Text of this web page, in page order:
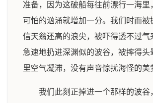
准备，因为这破船每往前漂行一海里
可怕的汹涌就增加一分。我们时而被
信天翁还高的浪尖，被吓得透不过气
急速地扔进深渊似的波谷，被摔得头
里空气凝滞，没有声音惊扰海怪的美
我们此刻正掉进一个那样的波谷